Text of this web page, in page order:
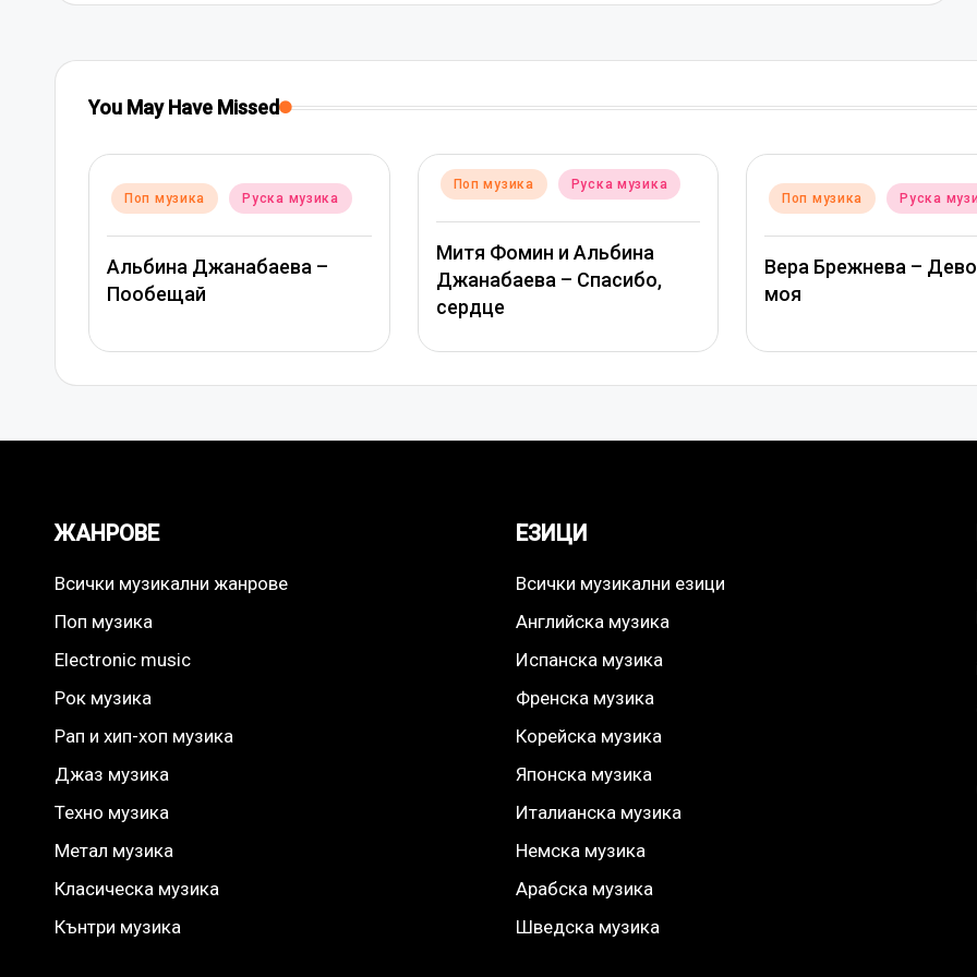
You May Have Missed
Posted
in
Поп музика Руска музика
Митя Фомин и Альбина
Джанабаева – Спасибо,
сердце
Posted
in
Поп музика Руска музика
Вера Брежнева – Девочка
моя
Posted
in
Поп музика Руска
МИХАЙЛОВ – Звезда с
глазами солнца
ЖАНРОВЕ
Всички музикални жанрове
Поп музика
Electronic music
Рок музика
Рап и хип-хоп музика
Джаз музика
Техно музика
Метал музика
Класическа музика
Кънтри музика
ЕЗИЦИ
Всички музикални езици
Английска музика
Испанска музика
Френска музика
Корейска музика
Японска музика
Италианска музика
Немска музика
Арабска музика
Шведска музика